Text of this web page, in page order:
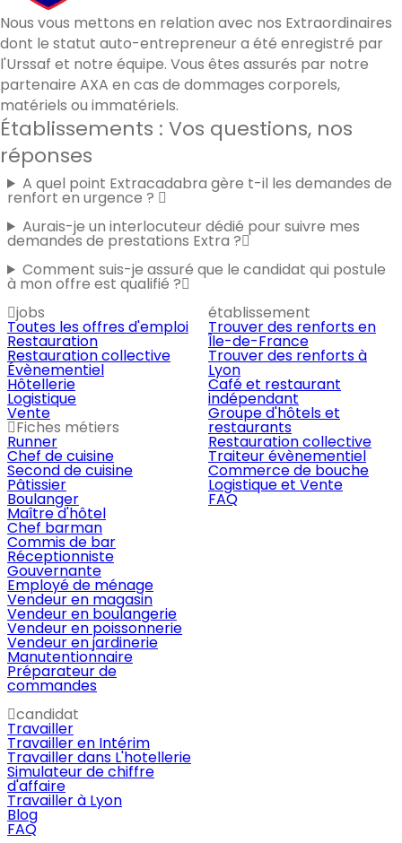
Nous vous mettons en relation avec nos Extraordinaires
dont le statut auto-entrepreneur a été enregistré par
l'Urssaf et notre équipe. Vous êtes assurés par notre
partenaire AXA en cas de dommages corporels,
matériels ou immatériels.
Établissements : Vos questions, nos
réponses
A quel point Extracadabra gère t-il les demandes de
renfort en urgence ?
Aurais-je un interlocuteur dédié pour suivre mes
demandes de prestations Extra ?
Comment suis-je assuré que le candidat qui postule
à mon offre est qualifié ?
jobs
Toutes les offres d'emploi
Restauration
Restauration collective
Évènementiel
Hôtellerie
Logistique
Vente
Fiches métiers
Runner
Chef de cuisine
Second de cuisine
Pâtissier
Boulanger
Maître d'hôtel
Chef barman
Commis de bar
Réceptionniste
Gouvernante
Employé de ménage
Vendeur en magasin
Vendeur en boulangerie
Vendeur en poissonnerie
Vendeur en jardinerie
Manutentionnaire
Préparateur de
commandes
établissement
Trouver des renforts en
Île-de-France
Trouver des renforts à
Lyon
Café et restaurant
indépendant
Groupe d'hôtels et
restaurants
Restauration collective
Traiteur évènementiel
Commerce de bouche
Logistique et Vente
FAQ
candidat
Travailler
Travailler en Intérim
Travailler dans L'hotellerie
Simulateur de chiffre
d'affaire
Travailler à Lyon
Blog
FAQ